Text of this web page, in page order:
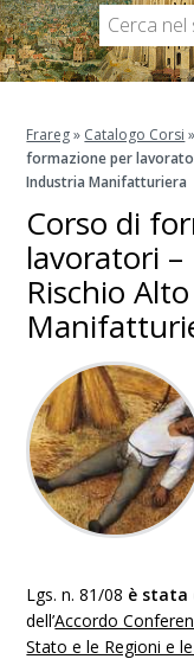
Frareg» Catalogo Corsi »
formazione per
Industria Manifatturiera
Corso di
lavoratori –
Rischio
Lgs. n. 81/08 è stata
dell’Accordo
Stato e le Regioni e